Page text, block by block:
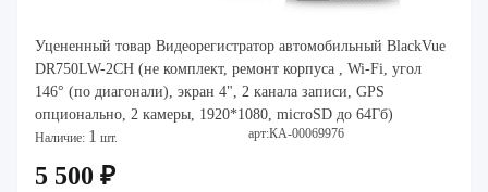
Уцененный товар Видеорегистратор автомобильный BlackVue
DR750LW-2CH (не комплект, ремонт корпуса , Wi-Fi, угол
146° (по диагонали), экран 4", 2 канала записи, GPS
опционально, 2 камеры, 1920*1080, microSD до 64Гб)
Наличие: 1 шт. арт:КА-00069976
5 500 ₽